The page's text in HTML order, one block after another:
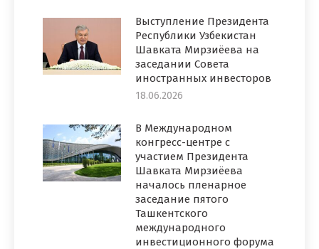
Выступление Президента
Республики Узбекистан
Шавката Мирзиёева на
заседании Совета
иностранных инвесторов
18.06.2026
В Международном
конгресс-центре с
участием Президента
Шавката Мирзиёева
началось пленарное
заседание пятого
Ташкентского
международного
инвестиционного форума